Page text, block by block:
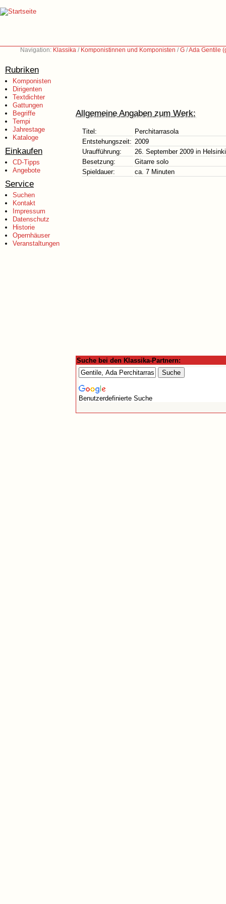
Navigation: Klassika / Komponistinnen und Komponisten /G /Ada Gentile
Rubriken
Komponisten
Dirigenten
Textdichter
Gattungen
Begriffe
Tempi
Jahrestage
Kataloge
Einkaufen
CD-Tipps
Angebote
Service
Suchen
Kontakt
Impressum
Datenschutz
Historie
Opernhäuser
Veranstaltungen
Allgemeine Angaben zum Werk:
Titel:
Perchitarrasola
Entstehungszeit: 2009
Uraufführung:
26. September 2009 in Helsinki
Besetzung:
Gitarre solo
Spieldauer:
ca. 7 Minuten
Suche bei den Klassika-Partnern:
Benutzerdefinierte Suche